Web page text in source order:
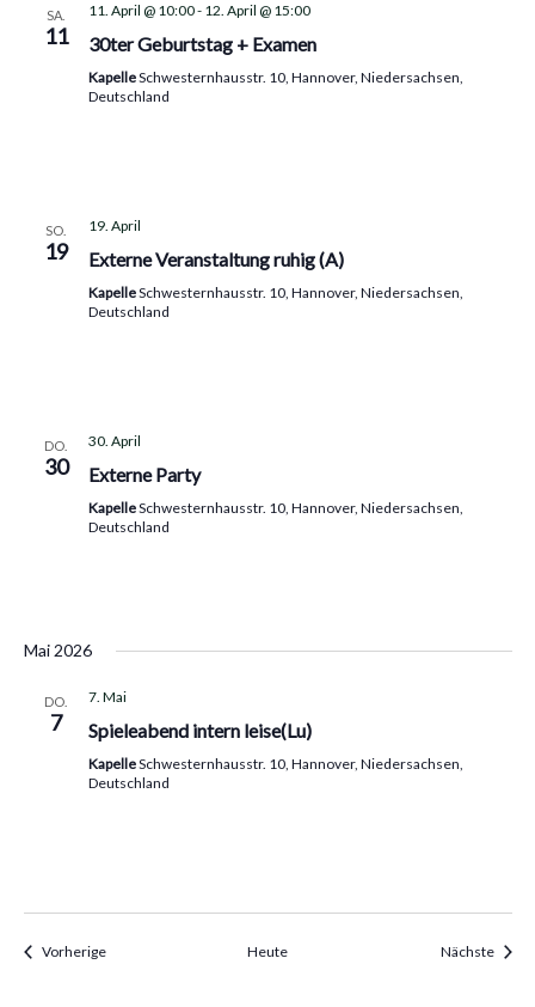
SA.
11
11. April @ 10:00- 12. April @ 15:00
30ter Geburtstag + Examen
KapelleSchwesternhausstr. 10, Hannover, Niedersachsen,
Deutschland
SO.
19
19. April
Externe Veranstaltung ruhig (A)
KapelleSchwesternhausstr. 10, Hannover, Niedersachsen,
Deutschland
DO.
30
30. April
Externe Party
KapelleSchwesternhausstr. 10, Hannover, Niedersachsen,
Deutschland
Mai 2026
DO.
7
7. Mai
Spieleabend intern leise(Lu)
KapelleSchwesternhausstr. 10, Hannover, Niedersachsen,
Deutschland
VorherigeVeranstaltungen Heute Nächste